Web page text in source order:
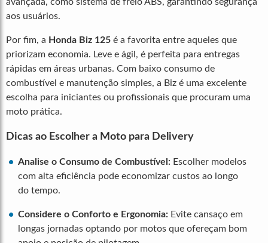
aos usuários.
Por fim, a Honda Biz 125 é a favorita entre aqueles que
priorizam economia. Leve e ágil, é perfeita para entregas
rápidas em áreas urbanas. Com baixo consumo de
combustível e manutenção simples, a Biz é uma excelente
escolha para iniciantes ou profissionais que procuram uma
moto prática.
Dicas ao Escolher a Moto para Delivery
Analise o Consumo de Combustível: Escolher modelos
com alta eficiência pode economizar custos ao longo
do tempo.
Considere o Conforto e Ergonomia: Evite cansaço em
longas jornadas optando por motos que ofereçam bom